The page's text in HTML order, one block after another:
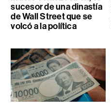
sucesor de una dinastía
de Wall Street que se
volcó a la política